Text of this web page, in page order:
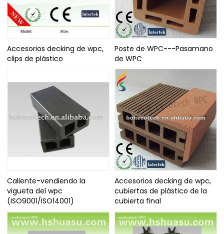
Accesorios decking de wpc,
clips de plástico
Poste de WPC---Pasamano
de WPC
Caliente-vendiendo la
vigueta del wpc
(ISO9001/ISO14001)
Accesorios decking de wpc,
cubiertas de plástico de la
cubierta final